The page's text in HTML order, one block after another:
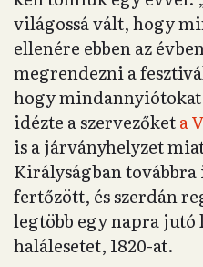
világossá vált, hogy
ellenére ebben az
megrendezni a
hogy mindannyiótokat
idézte a szervezőketa
is a járványhelyzet
Királyságban továbbra
fertőzött, és szerdán
legtöbb egy napra
halálesetet, 1820-at.